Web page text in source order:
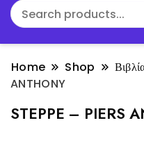
Home Shop
ANTHONY
STEPPE – PIERS